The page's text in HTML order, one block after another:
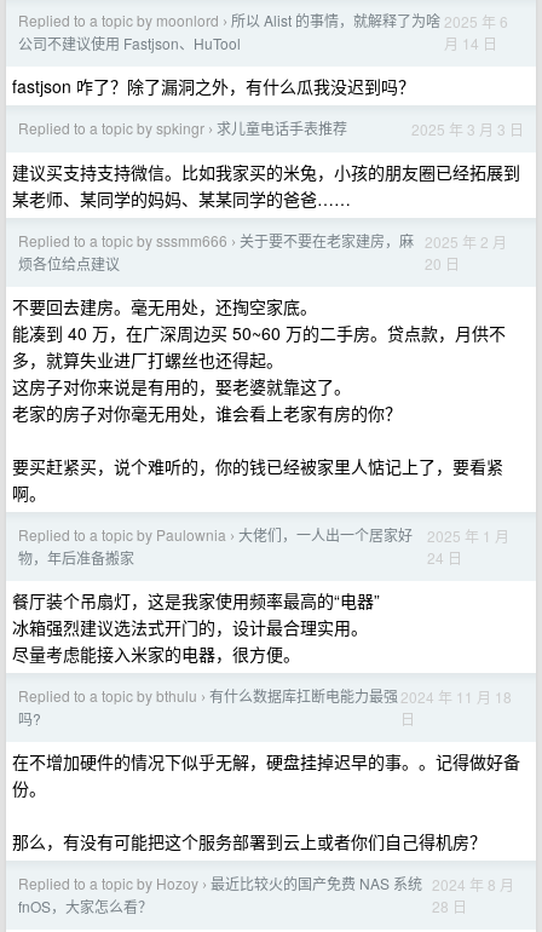
Replied to a topic by moonlord › 所以 Alist 的事情，就解释了为啥
公司不建议使用 Fastjson、HuTool
2025 年 6
月 14 日
fastjson 咋了？除了漏洞之外，有什么瓜我没迟到吗？
Replied to a topic by spkingr › 求儿童电话手表推荐 2025 年 3 月 3 日
建议买支持支持微信。比如我家买的米兔，小孩的朋友圈已经拓展到
某老师、某同学的妈妈、某某同学的爸爸……
Replied to a topic by sssmm666 › 关于要不要在老家建房，麻
烦各位给点建议
2025 年 2 月
20 日
不要回去建房。毫无用处，还掏空家底。
能凑到 40 万，在广深周边买 50~60 万的二手房。贷点款，月供不
多，就算失业进厂打螺丝也还得起。
这房子对你来说是有用的，娶老婆就靠这了。
老家的房子对你毫无用处，谁会看上老家有房的你？
要买赶紧买，说个难听的，你的钱已经被家里人惦记上了，要看紧
啊。
Replied to a topic by Paulownia › 大佬们，一人出一个居家好
物，年后准备搬家
2025 年 1 月
24 日
餐厅装个吊扇灯，这是我家使用频率最高的“电器”
冰箱强烈建议选法式开门的，设计最合理实用。
尽量考虑能接入米家的电器，很方便。
Replied to a topic by bthulu › 有什么数据库扛断电能力最强
吗?
2024 年 11 月 18
日
在不增加硬件的情况下似乎无解，硬盘挂掉迟早的事。。记得做好备
份。
那么，有没有可能把这个服务部署到云上或者你们自己得机房？
Replied to a topic by Hozoy › 最近比较火的国产免费 NAS 系统
fnOS，大家怎么看？
2024 年 8 月
28 日